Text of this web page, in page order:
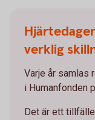
verklig
Varje år samlas
i Humanfonden
Det är ett